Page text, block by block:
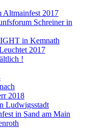
Altmainfest 2017
Schreiner in
in Kemnath
2017
!
2018
Ludwigsstadt
in Sand am Main